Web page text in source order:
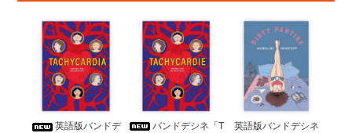
英語版バンドデ
バンドデシネ「T
英語版バンドデシネ